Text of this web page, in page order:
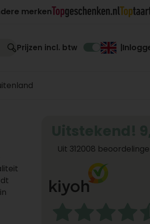
merken
Prijzen incl. btw
Uit 312008